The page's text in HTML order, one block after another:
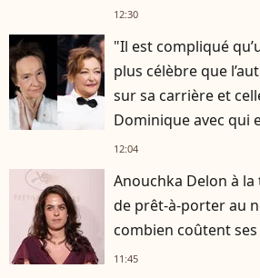
12:30
"Il est compliqué
plus célèbre que
sur sa carrière et
Dominique avec qui
12:04
Anouchka Delon à
de prêt-à-porter au
combien coûtent ses
11:45